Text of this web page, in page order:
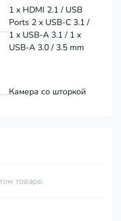
1 x HDMI 2.1 / USB
Ports 2 x USB-C 3.1 /
1 x USB-A 3.1 / 1 x
USB-A 3.0 / 3.5 mm
Камера со шторкой
товаре.